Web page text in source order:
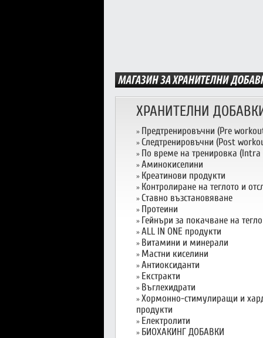
ХРАНИТЕЛНИ
» Предтренировъчни (Pre
» Следтренировъчни (Post
» По време на тренировка
» Аминокиселини
» Креатинови продукти
» Контролиране на теглото и
» Ставно възстановяване
» Протеини
» Гейнъри за покачване на тегло
» ALL IN ONE продукти
» Витамини и минерали
» Мастни киселини
» Антиоксиданти
» Екстракти
» Въглехидрати
» Хормонно-стимулиращи и
продукти
» Електролити
» БИОХАКИНГ ДОБАВКИ